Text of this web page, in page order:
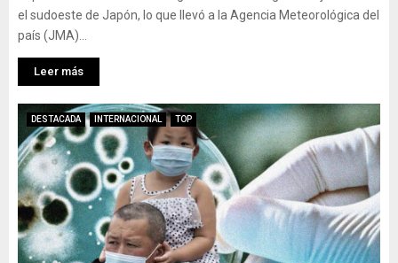
el sudoeste de Japón, lo que llevó a la Agencia Meteorológica del
país (JMA)...
Leer más
DESTACADA INTERNACIONAL TOP